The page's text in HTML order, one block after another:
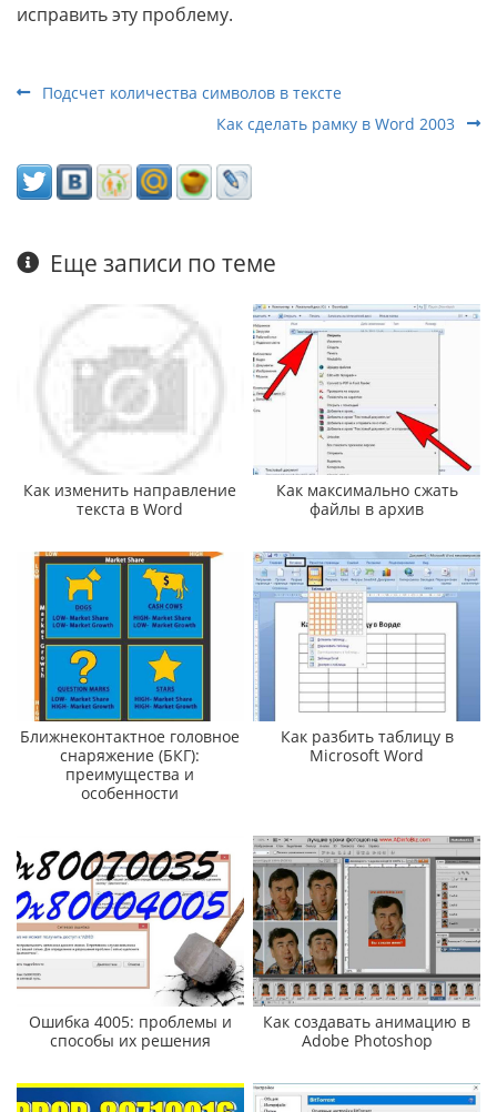
исправить эту проблему.
Подсчет количества символов в тексте
Как сделать рамку в Word 2003
Еще записи по теме
Как изменить направление
текста в Word
Как максимально сжать
файлы в архив
Ближнеконтактное головное
снаряжение (БКГ):
преимущества и
особенности
Как разбить таблицу в
Microsoft Word
Ошибка 4005: проблемы и
способы их решения
Как создавать анимацию в
Adobe Photoshop